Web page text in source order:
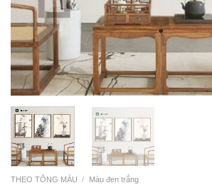
THEO TÔNG MÀU / Màu đen trắng